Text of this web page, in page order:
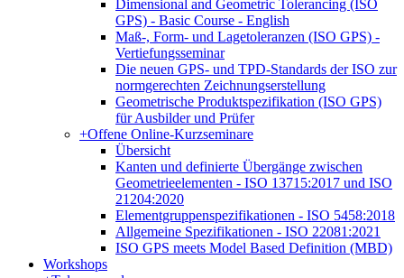
Dimensional and Geometric Tolerancing (ISO
GPS) - Basic Course - English
Maß-, Form- und Lagetoleranzen (ISO GPS) -
Vertiefungsseminar
Die neuen GPS- und TPD-Standards der ISO zur
normgerechten Zeichnungserstellung
Geometrische Produktspezifikation (ISO GPS)
für Ausbilder und Prüfer
+Offene Online-Kurzseminare
Übersicht
Kanten und definierte Übergänge zwischen
Geometrieelementen - ISO 13715:2017 und ISO
21204:2020
Elementgruppenspezifikationen - ISO 5458:2018
Allgemeine Spezifikationen - ISO 22081:2021
ISO GPS meets Model Based Definition (MBD)
Workshops